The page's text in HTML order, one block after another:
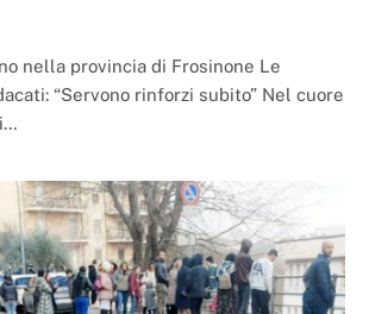
nella provincia di Frosinone Le
“Servono rinforzi subito” Nel cuore